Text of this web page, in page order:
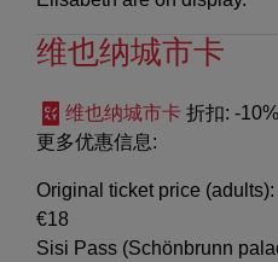
维也纳城市卡
维也纳城市卡 折扣: -10%
更多优惠信息:
Original ticket price
€18
Sisi Pass (Schönbrunn